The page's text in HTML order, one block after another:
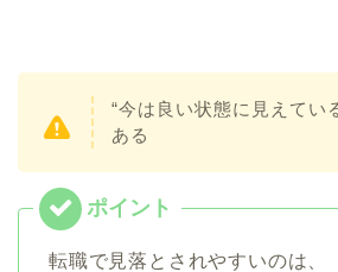
“今は良い状態に見えてい
ある
転職で見落とされやすいのは、